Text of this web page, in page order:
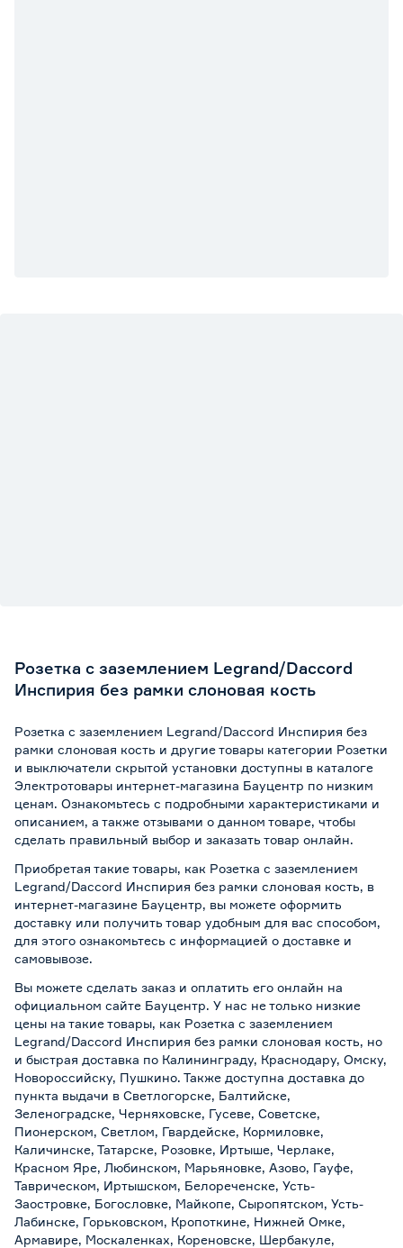
Розетка с заземлением Legrand/Daccord
Инспирия без рамки слоновая кость
Розетка с заземлением Legrand/Daccord Инспирия без
рамки слоновая кость и другие товары категории Розетки
и выключатели скрытой установки доступны в каталоге
Электротовары интернет-магазина Бауцентр по низким
ценам. Ознакомьтесь с подробными характеристиками и
описанием, а также отзывами о данном товаре, чтобы
сделать правильный выбор и заказать товар онлайн.
Приобретая такие товары, как Розетка с заземлением
Legrand/Daccord Инспирия без рамки слоновая кость, в
интернет-магазине Бауцентр, вы можете оформить
доставку или получить товар удобным для вас способом,
для этого ознакомьтесь с информацией о доставке и
самовывозе.
Вы можете сделать заказ и оплатить его онлайн на
официальном сайте Бауцентр. У нас не только низкие
цены на такие товары, как Розетка с заземлением
Legrand/Daccord Инспирия без рамки слоновая кость, но
и быстрая доставка по Калининграду, Краснодару, Омску,
Новороссийску, Пушкино. Также доступна доставка до
пункта выдачи в Светлогорске, Балтийске,
Зеленоградске, Черняховске, Гусеве, Советске,
Пионерском, Светлом, Гвардейске, Кормиловке,
Каличинске, Татарске, Розовке, Иртыше, Черлаке,
Красном Яре, Любинском, Марьяновке, Азово, Гауфе,
Таврическом, Иртышском, Белореченске, Усть-
Заостровке, Богословке, Майкопе, Сыропятском, Усть-
Лабинске, Горьковском, Кропоткине, Нижней Омке,
Армавире, Москаленках, Кореновске, Шербакуле,